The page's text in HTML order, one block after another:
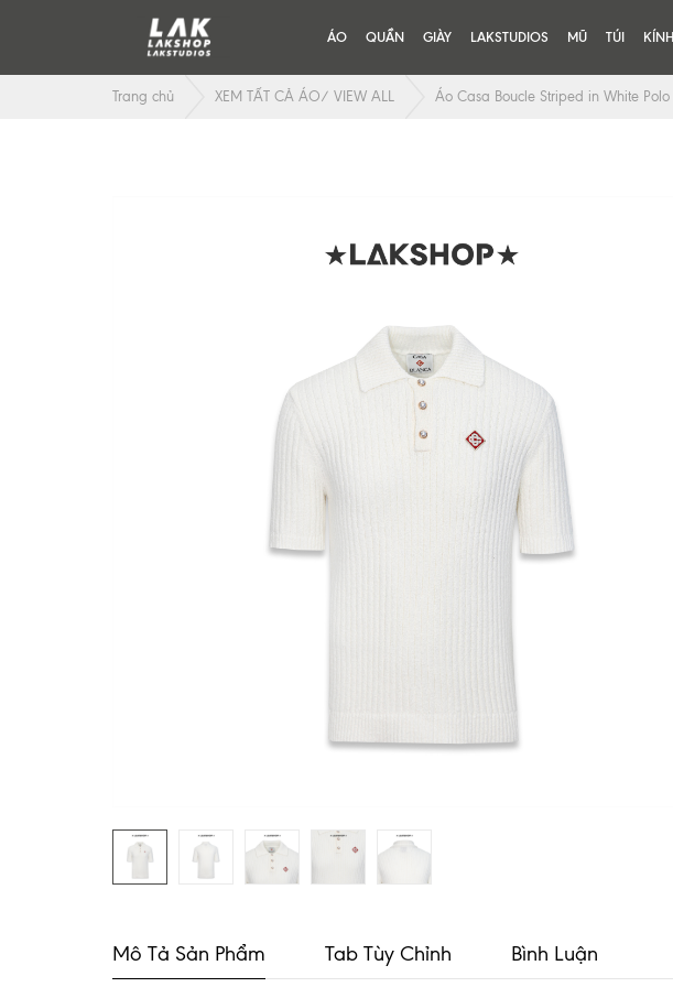
ÁO QUẦN GIÀY LAKSTUDIOS MŨ TÚI KÍNH
Trang chủ XEM TẤT CẢ ÁO/ VIEW ALL Áo Casa Boucle Striped in White Polo
Mô Tả Sản Phẩm Tab Tùy Chỉnh Bình Luận